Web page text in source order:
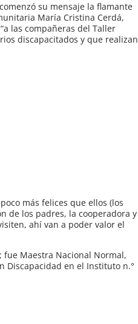
su mensaje la flamante
María Cristina Cerdá,
las compañeras del Taller
discapacitados y que realizan
más felices que ellos (los
de los padres, la cooperadora y
ahí van a poder valor el
Maestra Nacional Normal,
Discapacidad en el Instituto n.°